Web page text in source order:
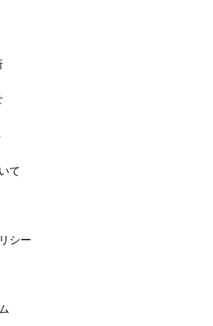
て
シー
センター・サイゴ
Studies - Saigon Office (District 1
Studies）は、ホーチミン市で長年
ム語教育を提供している代表的な語
イゴンオフィス（1区オフィ...